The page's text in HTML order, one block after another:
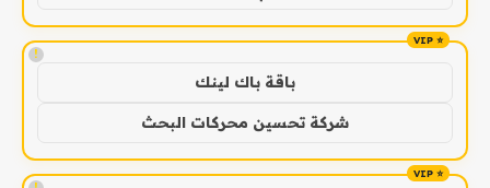
!
باقة باك لينك
شركة تحسين محركات البحث